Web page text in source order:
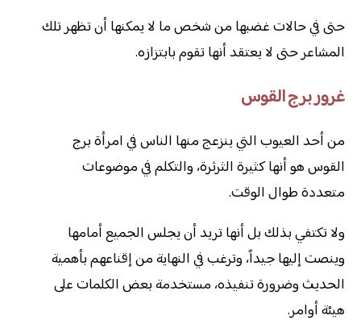
حتى في حالات غضبها من شخص ما لا يمكنها أن تظهر تلك
المشاعر حتى لا يعتقد أنها تقوم بابتزازه.
غرور برج القوس
من أحد العيوب التي ينزعج منها الناس في امرأة برج
القوس هو أنها كثيرة الثرثرة، والتكلم في موضوعات
متعددة طوال الوقت.
ولا تكتفي بذلك بل أنها تريد أن يجلس الجميع أمامها
وينصت إليها جيداً، وترغب في النهاية من إقناعهم بأهمية
الحديث وضرورة تنفيذه، مستخدمة بعض الكلمات على
هيئة أوامر.